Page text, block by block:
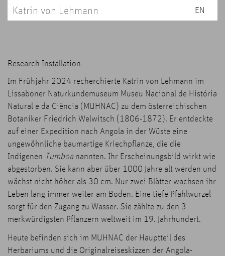
Katrin von Lehmann EN
Research Installation
Im Frühjahr 2024 recherchierte Katrin von Lehmann im
Lissaboner Naturkundemuseum Museu Nacional de História
Natural e da Ciência (MUHNAC) zu dem österreichischen
Botaniker Friedrich Welwitsch (1806-1872). Er entdeckte
auf einer Expedition nach Angola in der Wüste eine
ungewöhnliche baumartige Kriechpflanze, die die
Indigenen Tumboanannten. Ihr Erscheinungsbild wirkt wie
abgestorben. Sie kann aber über 1000 Jahre alt werden und
wächst nicht höher als 30 cm. Nur zwei Blätter wachsen ihr
Leben lang immer weiter am Boden. Eine tiefe Pfahlwurzel
sorgt für den Zugang zu Wasser. Sie zählte zu den 3
merkwürdigsten Pflanzern weltweit im 19. Jahrhundert.
Heute befinden sich im MUHNAC der Hauptteil des
Herbariums und die Originalreiseskizzen der Angola-